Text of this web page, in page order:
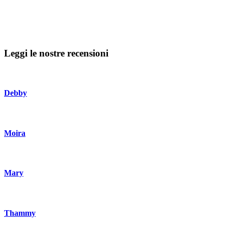
Leggi le nostre recensioni
Debby
Moira
Mary
Thammy